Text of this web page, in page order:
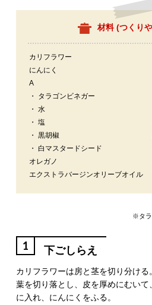
材料 (つくり
カリフラワー
にんにく
A
・ タラゴンビネガー
・ 水
・ 塩
・ 黒胡椒
・ 白マスタードシード
オレガノ
エクストラバージンオリーブオイル
※タラ
1 下ごしらえ
カリフラワーは房と茎を切り分け
葉を切り落とし、皮を厚めにむい
に入れ、にんにくをふる。